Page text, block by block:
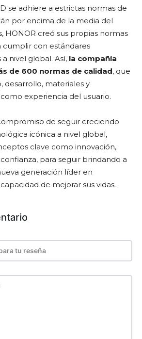
se adhiere a estrictas normas de
por encima de la media del
HONOR creó sus propias normas
cumplir con estándares
nivel global. Así, la compañía
de 600 normas de calidad, que
desarrollo, materiales y
experiencia del usuario.
de seguir creciendo
icónica a nivel global,
clave como innovación,
para seguir brindando a
generación líder en
de mejorar sus vidas.